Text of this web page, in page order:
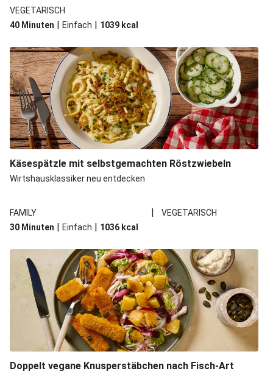
VEGETARISCH
40 Minuten | Einfach | 1039 kcal
Käsespätzle mit selbstgemachten Röstzwiebeln
Wirtshausklassiker neu entdecken
FAMILY |
VEGETARISCH
30 Minuten | Einfach | 1036 kcal
Doppelt vegane Knusperstäbchen nach Fisch-Art